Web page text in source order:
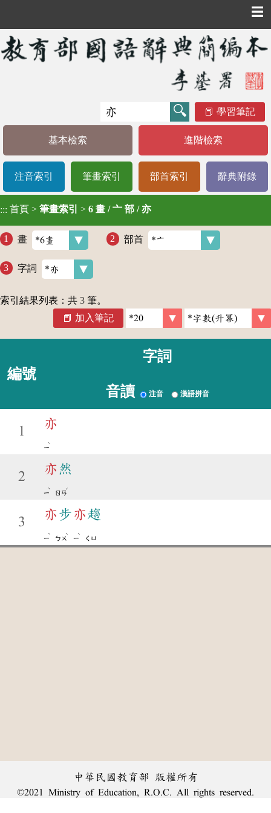
☰
學習筆記
基本檢索 進階檢索
注音索引 筆畫索引 部首索引 辭典附錄
::: 首頁 > 筆畫索引 > 6 畫 / 亠 部 / 亦
畫 部首
字詞
索引結果列表：共 3 筆。
加入筆記
編號
字詞
音讀 注音 漢語拼音
1
亦
ㄧ
ˋ
2
亦 然
ㄧ
ˋ
ㄖㄢ
ˊ
3
亦 步 亦趨
ㄧ
ˋ
ㄅㄨ
ˋ
ㄧ
ˋ
ㄑㄩ
中華民國教育部 版權所有
©2021 Ministry of Education, R.O.C. All rights reserved.